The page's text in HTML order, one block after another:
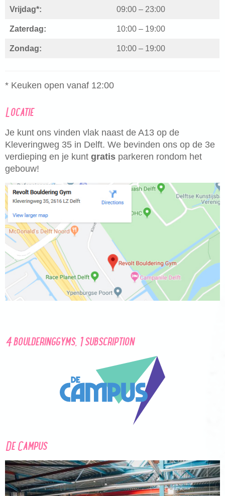
Vrijdag*: 09:00 – 23:00
Zaterdag: 10:00 – 19:00
Zondag: 10:00 – 19:00
* Keuken open vanaf 12:00
Locatie
Je kunt ons vinden vlak naast de A13 op de
Kleveringweg 35 in Delft. We bevinden ons op de 3e
verdieping en je kunt gratis parkeren rondom het
gebouw!
4 boulderinggyms, 1 subscription
De Campus